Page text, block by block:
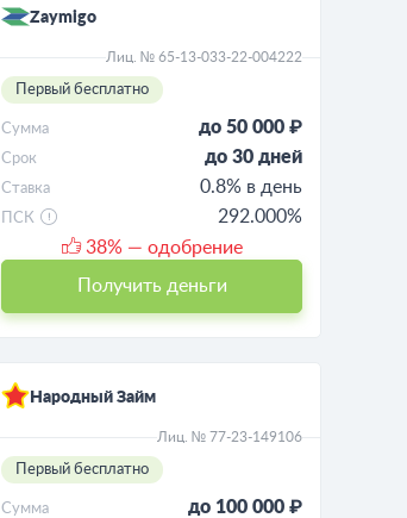
Zaymigo
Лиц. № 65-13-033-22-004222
Первый бесплатно
Сумма до 50 000 ₽
Срок до 30 дней
Ставка 0.8% в день
ПСК
292.000%
38% — одобрение
Получить деньги
Народный Займ
Лиц. № 77-23-149106
Первый бесплатно
Сумма до 100 000 ₽